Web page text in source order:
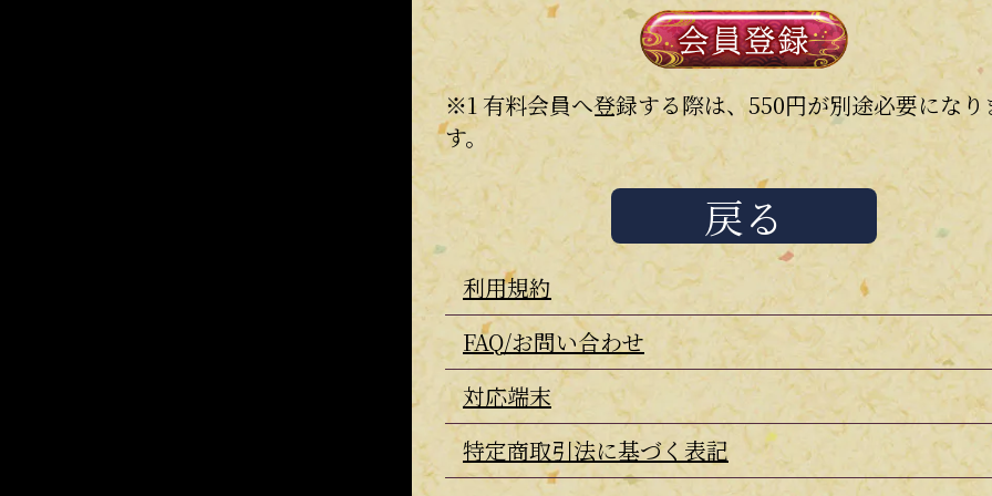
※1 有料会員へ登録する際は、550円が別途必要になり
す。
戻る
利用規約
FAQ/お問い合わせ
対応端末
特定商取引法に基づく表記